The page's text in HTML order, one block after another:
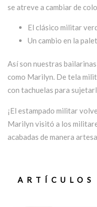
se atreve a cambiar de
El clásico militar
Un cambio en la
Así son nuestras
como Marilyn. De tela
con tachuelas para
¡El estampado militar
Marilyn visitó a los
acabadas de manera